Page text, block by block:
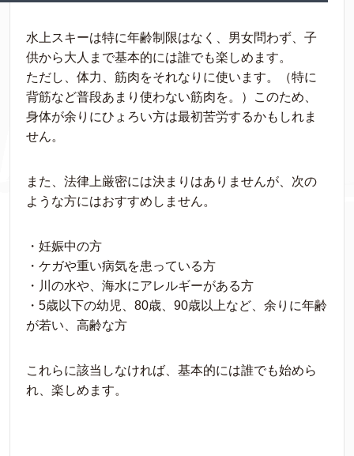
水上スキーは特に年齢制限はなく、男女問わず、子
供から大人まで基本的には誰でも楽しめます。
ただし、体力、筋肉をそれなりに使います。（特に
背筋など普段あまり使わない筋肉を。）このため、
身体が余りにひょろい方は最初苦労するかもしれま
せん。
また、法律上厳密には決まりはありませんが、次の
ような方にはおすすめしません。
・妊娠中の方
・ケガや重い病気を患っている方
・川の水や、海水にアレルギーがある方
・5歳以下の幼児、80歳、90歳以上など、余りに年齢
が若い、高齢な方
これらに該当しなければ、基本的には誰でも始めら
れ、楽しめます。